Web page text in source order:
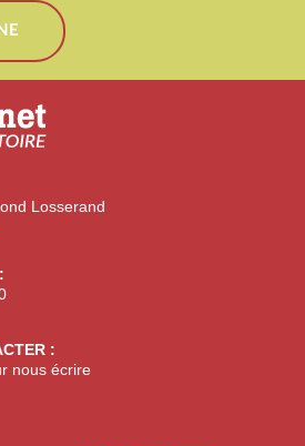
Losserand
:
nous écrire